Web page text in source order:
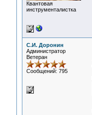
Квантовая
инструменталистка
С.И. Доронин
Администратор
Ветеран
Сообщений: 795